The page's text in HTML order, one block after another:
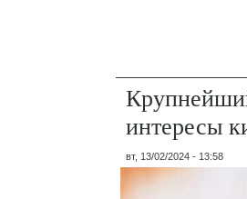
интересы
вт, 13/02/2024 - 13:58